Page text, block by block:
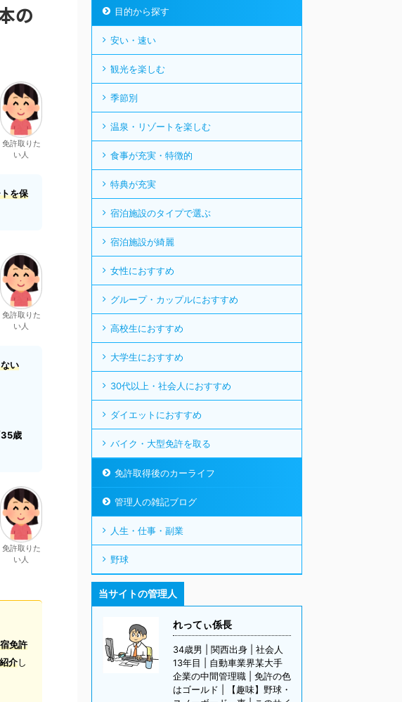
の
免許取りた
い人
を保
免許取りた
い人
い
35歳
免許取りた
い人
免許
介し
目的から探す
安い・速い
観光を楽しむ
季節別
温泉・リゾートを楽しむ
食事が充実・特徴的
特典が充実
宿泊施設のタイプで選ぶ
宿泊施設が綺麗
女性におすすめ
グループ・カップルにおすすめ
高校生におすすめ
大学生におすすめ
30代以上・社会人におすすめ
ダイエットにおすすめ
バイク・大型免許を取る
免許取得後のカーライフ
管理人の雑記ブログ
人生・仕事・副業
野球
当サイトの管理人
れってぃ係長
34歳男 | 関西出身 | 社会人
13年目 | 自動車業界某大手
企業の中間管理職 | 免許の色
はゴールド | 【趣味】野球・